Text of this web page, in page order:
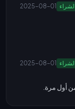
2025-08-01
2025-08-01